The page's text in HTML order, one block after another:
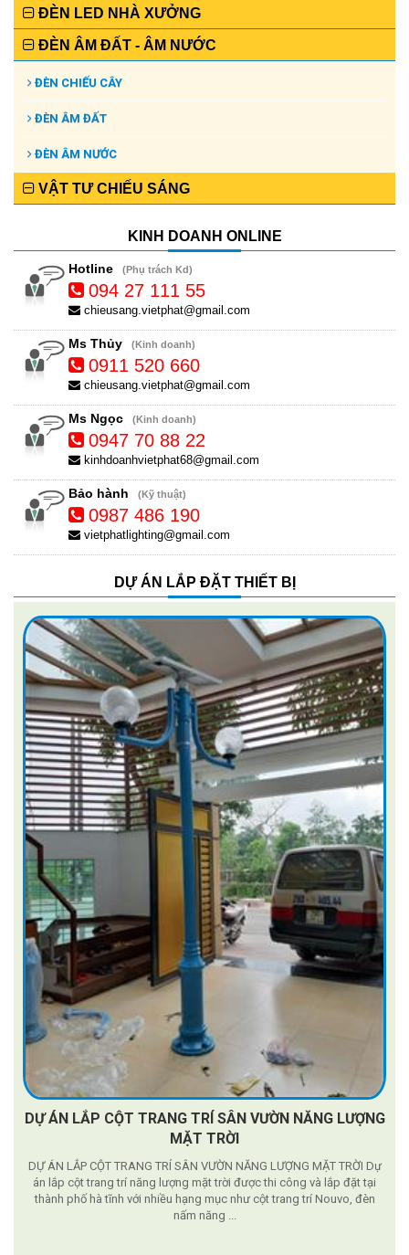
ĐÈN LED NHÀ XƯỞNG
ĐÈN ÂM ĐẤT - ÂM NƯỚC
ĐÈN CHIẾU CÂY
ĐÈN ÂM ĐẤT
ĐÈN ÂM NƯỚC
VẬT TƯ CHIẾU SÁNG
KINH DOANH ONLINE
Hotline (Phụ trách Kd)
094 27 111 55
chieusang.vietphat@gmail.com
Ms Thủy (Kinh doanh)
0911 520 660
chieusang.vietphat@gmail.com
Ms Ngọc (Kinh doanh)
0947 70 88 22
kinhdoanhvietphat68@gmail.com
Bảo hành (Kỹ thuật)
0987 486 190
vietphatlighting@gmail.com
DỰ ÁN LẮP ĐẶT THIẾT BỊ
DỰ ÁN LẮP CỘT TRANG TRÍ SÂN VƯỜN NĂNG LƯỢNG
MẶT TRỜI
DỰ ÁN LẮP CỘT TRANG TRÍ SÂN VƯỜN NĂNG LƯỢNG MẶT TRỜI Dự
án lắp cột trang trí năng lượng mặt trời được thi công và lắp đặt tại
thành phố hà tĩnh với nhiều hạng mục như cột trang trí Nouvo, đèn
nấm năng ...